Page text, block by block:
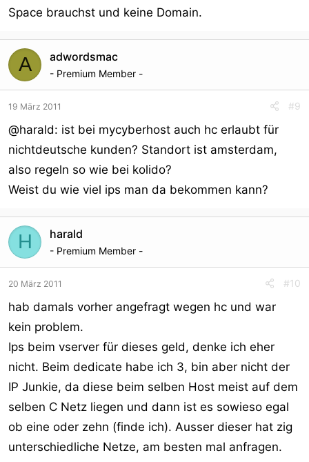
Space brauchst und keine Domain.
A adwordsmac
- Premium Member -
19 März 2011 #9
@harald: ist bei mycyberhost auch hc erlaubt für
nichtdeutsche kunden? Standort ist amsterdam,
also regeln so wie bei kolido?
Weist du wie viel ips man da bekommen kann?
H harald
- Premium Member -
20 März 2011 #10
hab damals vorher angefragt wegen hc und war
kein problem.
Ips beim vserver für dieses geld, denke ich eher
nicht. Beim dedicate habe ich 3, bin aber nicht der
IP Junkie, da diese beim selben Host meist auf dem
selben C Netz liegen und dann ist es sowieso egal
ob eine oder zehn (finde ich). Ausser dieser hat zig
unterschiedliche Netze, am besten mal anfragen.